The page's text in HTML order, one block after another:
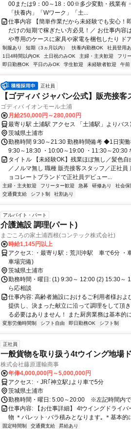
00または9：00～18：00※多少変動・残業有
「扶養内」「Wワーク」「土...
仕事内容 【簡単作業だから未経験でも安心！
だけの短期で稼ぎたい方必見！／ お仕事内容
や専用のケースに家具や家電を梱包したり ド
制服あり 短期（3ヵ月以内） 扶養内勤務OK 社員登用
1日4時間以内OK
土日祝のみOK 主婦・主夫歓迎 フリ
即日勤務OK
平日のみOK 学生歓迎 未経験者歓迎 午前
正社員
【ゴディバ ジャパン公式】販売接客
ゴディバ イオンモール土浦
月給250,000円～280,000円
最寄り駅 土浦駅 アクセス 「土浦駅」より
茨城県土浦市
勤務時間 9:30～21:30 勤務時間備考 ◆1日実働
9:30～18:30 ・10:00～19:00 ・11:30～20:30
タイトル 【未経験OK】残業ほぼ無し／髪色
／ノルマ無し 職種 販売接客スタッフ／正社
ョコレートブランドで正社員デビュー...
主婦・主夫歓迎 フリーター歓迎 急募 研修あり 社会保
交通費支給
シフト制 社割あり
アルバイト・パート
介護施設 調理(パート)
まごころの家土浦西根(コンテック株式会社)
時給1,145円以上
アクセス: ・最寄り駅：荒川沖駅 車で6分 ・車、バイク通勤可、自転車通勤可(駐
車場完備)
茨城県土浦市
勤務時間・曜日: (1) 9:30～ 12:00 (2) 15:30～
ら応相談
仕事内容: 高齢者施設におけるご利用者様およ
提供し、決まった献立に沿って調理をして頂
る必要はありません！ また厨房業務は基本的
変形労働時間制 シフト自由 即日勤務OK シフト制
正社員
一般貨物を取り扱う4tウイング地場
株式会社藤原運輸商事
年俸4,000,000円～5,000,000円
アクセス: ・JR｢神立駅｣より車で5分
茨城県土浦市
勤務時間・曜日: 5:00～20:00 ※左記時間内
仕事内容: 【お仕事詳細】 4tウイングドライ
物 ＊パレット･バラ積みとなります｡ ＊基本
固定時間制 交通費支給 昇給あり